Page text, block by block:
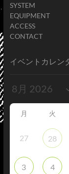
SYSTEM
EQUIPMENT
ACCESS
CONTACT
イベントカレン
月 火
27 28
3 4